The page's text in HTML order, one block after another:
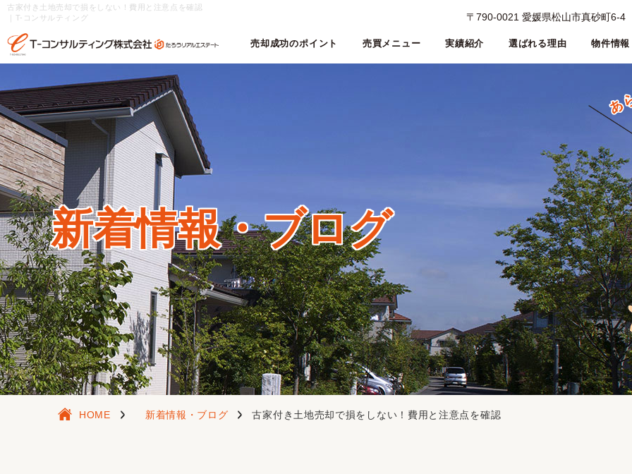
古家付き土地売却で損をしない！費用と注意点を確認
｜T-コンサルティング
〒790-0021 愛媛県松山市真砂町6-4
売却成功のポイント 売買メニュー 実績紹介 選ばれる理由 物件情報
新着情報・ブログ
HOME 新着情報・ブログ 古家付き土地売却で損をしない！費用と注意点を確認